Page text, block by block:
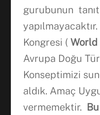
gurubunun
Kongresi ( World
Avrupa Doğu
Konseptimizi
aldık. Amaç
vermemektir.